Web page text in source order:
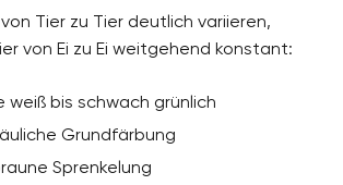
Tier zu Tier deutlich variieren,
von Ei zu Ei weitgehend konstant:
weiß bis schwach grünlich
Grundfärbung
Sprenkelung